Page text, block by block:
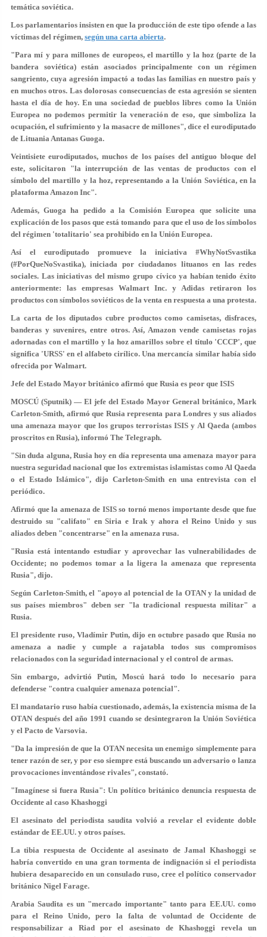
temática soviética.
Los parlamentarios insisten en que la producción de este tipo ofende a las
víctimas del régimen, según una carta abierta.
"Para mí y para millones de europeos, el martillo y la hoz (parte de la
bandera soviética) están asociados principalmente con un régimen
sangriento, cuya agresión impactó a todas las familias en nuestro país y
en muchos otros. Las dolorosas consecuencias de esta agresión se sienten
hasta el día de hoy. En una sociedad de pueblos libres como la Unión
Europea no podemos permitir la veneración de eso, que simboliza la
ocupación, el sufrimiento y la masacre de millones", dice el eurodiputado
de Lituania Antanas Guoga.
Veintisiete eurodiputados, muchos de los países del antiguo bloque del
este, solicitaron "la interrupción de las ventas de productos con el
símbolo del martillo y la hoz, representando a la Unión Soviética, en la
plataforma Amazon Inc".
Además, Guoga ha pedido a la Comisión Europea que solicite una
explicación de los pasos que está tomando para que el uso de los símbolos
del régimen 'totalitario' sea prohibido en la Unión Europea.
Así el eurodiputado promueve la iniciativa #WhyNotSvastika
(#PorQueNoSvastika), iniciada por ciudadanos lituanos en las redes
sociales. Las iniciativas del mismo grupo cívico ya habían tenido éxito
anteriormente: las empresas Walmart Inc. y Adidas retiraron los
productos con símbolos soviéticos de la venta en respuesta a una protesta.
La carta de los diputados cubre productos como camisetas, disfraces,
banderas y suvenires, entre otros. Así, Amazon vende camisetas rojas
adornadas con el martillo y la hoz amarillos sobre el título 'CCCP', que
significa 'URSS' en el alfabeto cirílico. Una mercancía similar había sido
ofrecida por Walmart.
Jefe del Estado Mayor británico afirmó que Rusia es peor que ISIS
MOSCÚ (Sputnik) — El jefe del Estado Mayor General británico, Mark
Carleton-Smith, afirmó que Rusia representa para Londres y sus aliados
una amenaza mayor que los grupos terroristas ISIS y Al Qaeda (ambos
proscritos en Rusia), informó The Telegraph.
"Sin duda alguna, Rusia hoy en día representa una amenaza mayor para
nuestra seguridad nacional que los extremistas islamistas como Al Qaeda
o el Estado Islámico", dijo Carleton-Smith en una entrevista con el
periódico.
Afirmó que la amenaza de ISIS so tornó menos importante desde que fue
destruido su "califato" en Siria e Irak y ahora el Reino Unido y sus
aliados deben "concentrarse" en la amenaza rusa.
"Rusia está intentando estudiar y aprovechar las vulnerabilidades de
Occidente; no podemos tomar a la ligera la amenaza que representa
Rusia", dijo.
Según Carleton-Smith, el "apoyo al potencial de la OTAN y la unidad de
sus países miembros" deben ser "la tradicional respuesta militar" a
Rusia.
El presidente ruso, Vladímir Putin, dijo en octubre pasado que Rusia no
amenaza a nadie y cumple a rajatabla todos sus compromisos
relacionados con la seguridad internacional y el control de armas.
Sin embargo, advirtió Putin, Moscú hará todo lo necesario para
defenderse "contra cualquier amenaza potencial".
El mandatario ruso había cuestionado, además, la existencia misma de la
OTAN después del año 1991 cuando se desintegraron la Unión Soviética
y el Pacto de Varsovia.
"Da la impresión de que la OTAN necesita un enemigo simplemente para
tener razón de ser, y por eso siempre está buscando un adversario o lanza
provocaciones inventándose rivales", constató.
"Imagínese si fuera Rusia": Un político británico denuncia respuesta de
Occidente al caso Khashoggi
El asesinato del periodista saudita volvió a revelar el evidente doble
estándar de EE.UU. y otros países.
La tibia respuesta de Occidente al asesinato de Jamal Khashoggi se
habría convertido en una gran tormenta de indignación si el periodista
hubiera desaparecido en un consulado ruso, cree el político conservador
británico Nigel Farage.
Arabia Saudita es un "mercado importante" tanto para EE.UU. como
para el Reino Unido, pero la falta de voluntad de Occidente de
responsabilizar a Riad por el asesinato de Khashoggi revela un